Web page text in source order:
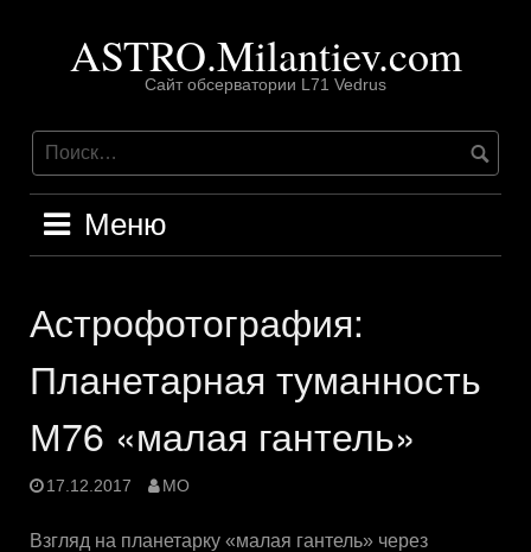
содержимомуASTRO.Milantiev.com
Сайт обсерватории L71 Vedrus
Меню
Астрофотография:
Планетарная туманность
М76 «малая гантель»
17.12.2017 MO
Взгляд на планетарку «малая гантель» через